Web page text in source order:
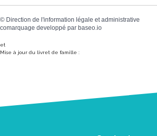
© Direction de l'information légale et administrative
comarquage developpé par baseo.io
et
Mise à jour du livret de famille :